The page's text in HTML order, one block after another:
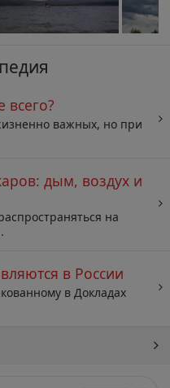
важных, но при
дым, воздух и
на
в России
в Докладах